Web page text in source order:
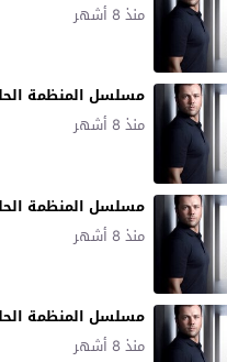
منذ 8 أشهر
مسلسل المنظمة
منذ 8 أشهر
مسلسل المنظمة
منذ 8 أشهر
مسلسل المنظمة
منذ 8 أشهر